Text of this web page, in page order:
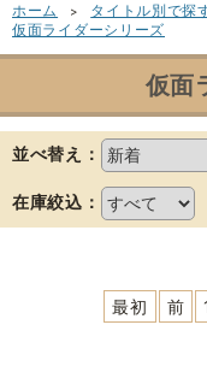
ホーム > タイトル別で探
仮面ライダーシリーズ
仮面
並べ替え：
在庫絞込：
最初 前